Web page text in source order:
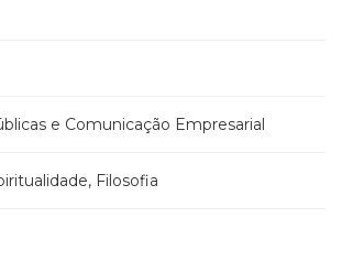
e Comunicação Empresarial
Filosofia